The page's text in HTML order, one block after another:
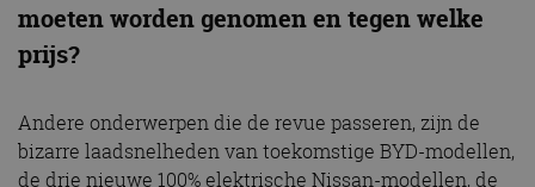
moeten worden genomen en tegen welke
prijs?
Andere onderwerpen die de revue passeren, zijn de
bizarre laadsnelheden van toekomstige BYD-modellen,
de drie nieuwe 100% elektrische Nissan-modellen, de